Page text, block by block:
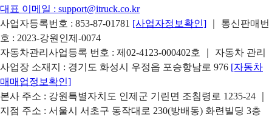
대표 이메일 : support@itruck.co.kr
사업자등록번호 : 853-87-01781 [사업자정보확인]
｜ 통신판매번
호 : 2023-강원인제-0074
자동차관리사업등록 번호 : 제02-4123-000402호 ｜ 자동차 관리
사업장 소재지 : 경기도 화성시 우정읍 포승항남로 976 [자동차
매매업정보확인]
본사 주소 : 강원특별자치도 인제군 기린면 조침령로 1235-24 ｜
지점 주소 : 서울시 서초구 동작대로 230(방배동) 화련빌딩 3층